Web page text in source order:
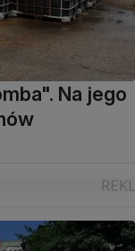
Na jego